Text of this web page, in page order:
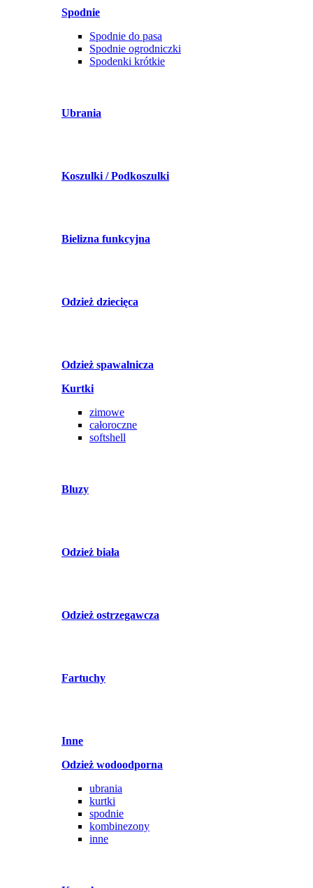
Spodnie
Spodnie do pasa
Spodnie ogrodniczki
Spodenki krótkie
Ubrania
Koszulki / Podkoszulki
Bielizna funkcyjna
Odzież dziecięca
Odzież spawalnicza
Kurtki
zimowe
całoroczne
softshell
Bluzy
Odzież biała
Odzież ostrzegawcza
Fartuchy
Inne
Odzież wodoodporna
ubrania
kurtki
spodnie
kombinezony
inne